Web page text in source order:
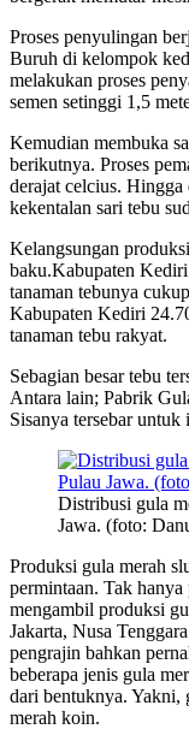
Proses penyulingan
Buruh di kelompok
melakukan proses
semen setinggi 1,5
Kemudian membuka
berikutnya. Proses
derajat celcius.
kekentalan sari tebu
Kelangsungan
baku.Kabupaten Kediri
tanaman tebunya
Kabupaten Kediri
tanaman tebu rakyat.
Sebagian besar tebu
Antara lain; Pabrik
Sisanya tersebar
Distribusi gula
Jawa. (foto:
Produksi gula merah
permintaan. Tak
mengambil produksi
Jakarta, Nusa
pengrajin bahkan
beberapa jenis gula
dari bentuknya. Yakni,
merah koin.